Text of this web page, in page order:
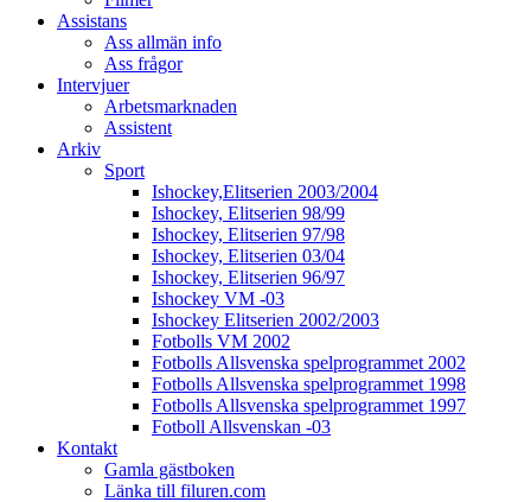
Assistans
Ass allmän info
Ass frågor
Intervjuer
Arbetsmarknaden
Assistent
Arkiv
Sport
Ishockey,Elitserien 2003/2004
Ishockey, Elitserien 98/99
Ishockey, Elitserien 97/98
Ishockey, Elitserien 03/04
Ishockey, Elitserien 96/97
Ishockey VM -03
Ishockey Elitserien 2002/2003
Fotbolls VM 2002
Fotbolls Allsvenska spelprogrammet 2002
Fotbolls Allsvenska spelprogrammet 1998
Fotbolls Allsvenska spelprogrammet 1997
Fotboll Allsvenskan -03
Kontakt
Gamla gästboken
Länka till filuren.com